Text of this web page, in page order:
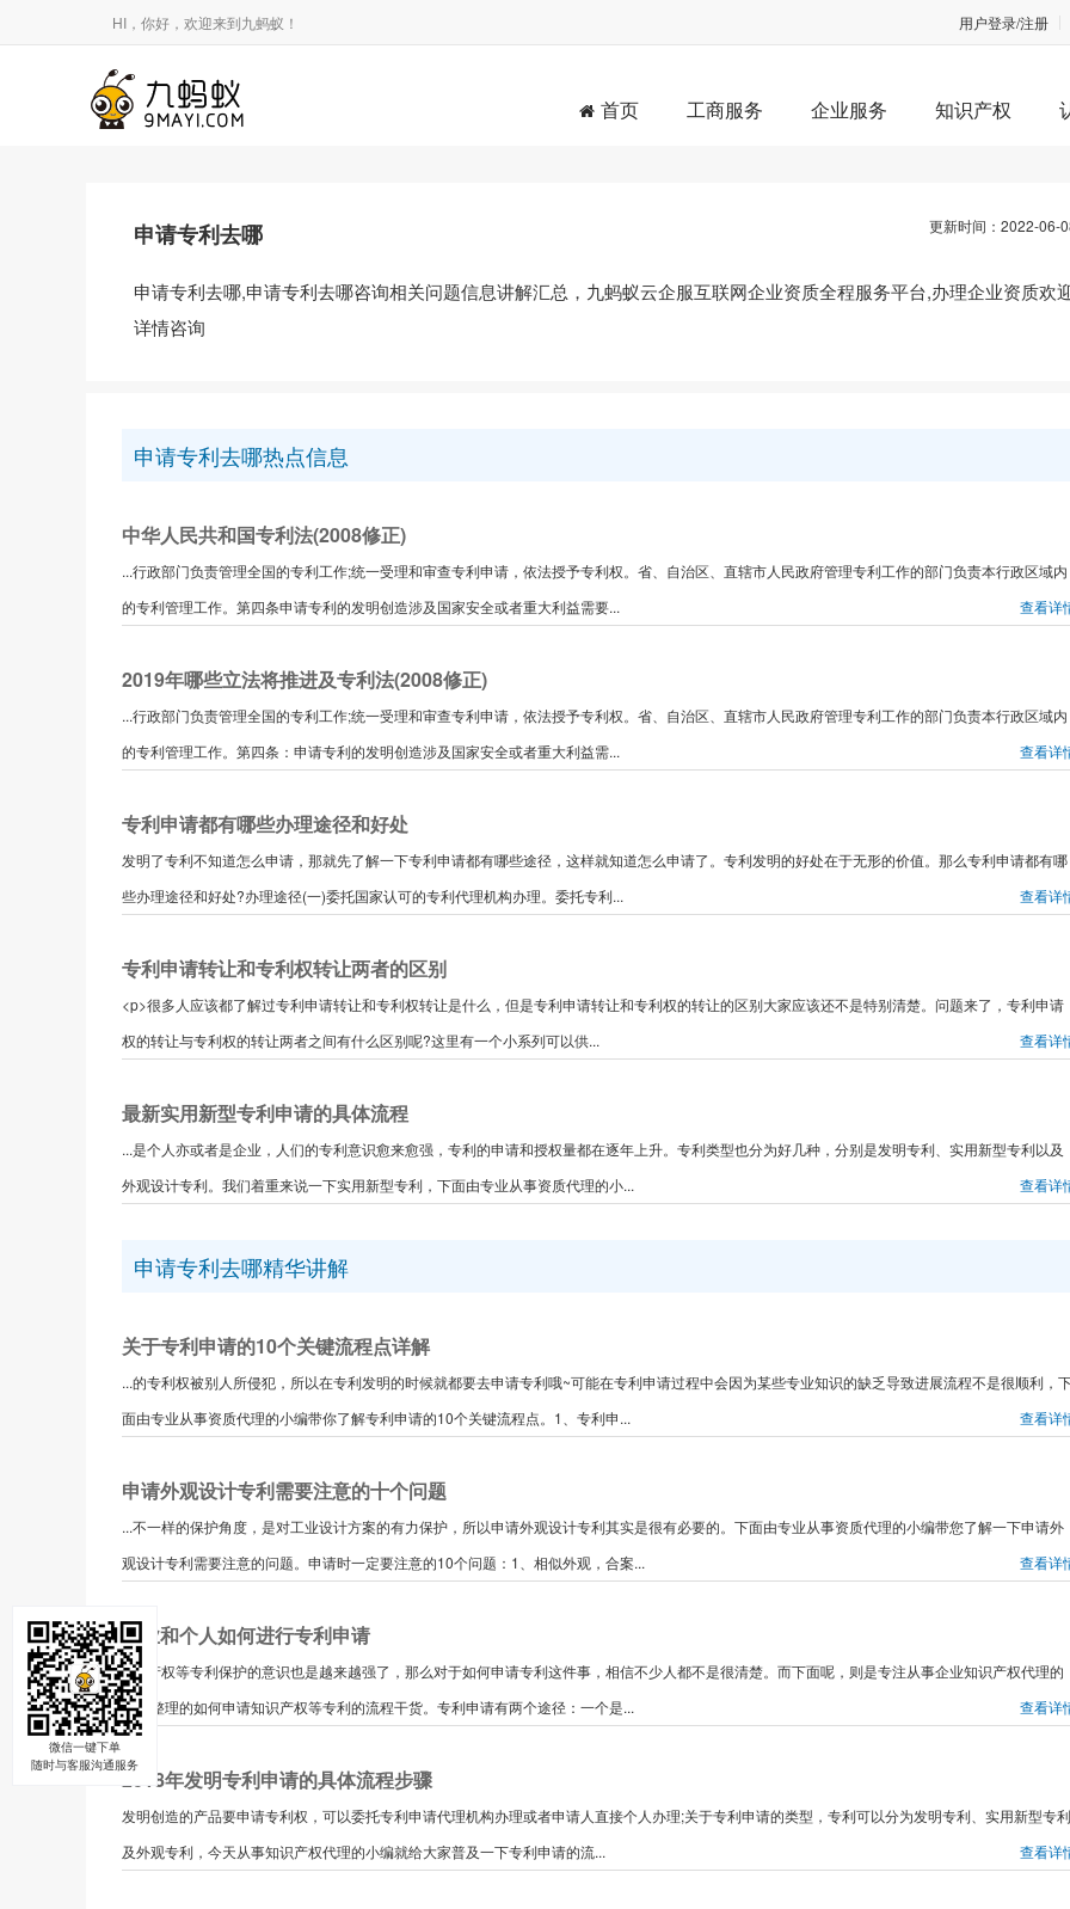
HI，你好，欢迎来到九蚂蚁！ 用户登录/注册
首页 工商服务 企业服务 知识产权
申请专利去哪 更新时间：2022-06-
申请专利去哪,申请专利去哪咨询相关问题信息讲解汇总，九蚂蚁云企服互联网企业资质全程服务平台,办理企业资质欢
详情咨询
申请专利去哪热点信息
中华人民共和国专利法(2008修正)
...行政部门负责管理全国的专利工作;统一受理和审查专利申请，依法授予专利权。省、自治区、直辖市人民政府管理专利工作的部门负责本行政区域内
的专利管理工作。第四条申请专利的发明创造涉及国家安全或者重大利益需要...
查看详
2019年哪些立法将推进及专利法(2008修正)
...行政部门负责管理全国的专利工作;统一受理和审查专利申请，依法授予专利权。省、自治区、直辖市人民政府管理专利工作的部门负责本行政区域内
的专利管理工作。第四条：申请专利的发明创造涉及国家安全或者重大利益需...
查看详
专利申请都有哪些办理途径和好处
发明了专利不知道怎么申请，那就先了解一下专利申请都有哪些途径，这样就知道怎么申请了。专利发明的好处在于无形的价值。那么专利申请都有哪
些办理途径和好处?办理途径(一)委托国家认可的专利代理机构办理。委托专利...
查看详
专利申请转让和专利权转让两者的区别
<p>很多人应该都了解过专利申请转让和专利权转让是什么，但是专利申请转让和专利权的转让的区别大家应该还不是特别清楚。问题来了，专利申请
权的转让与专利权的转让两者之间有什么区别呢?这里有一个小系列可以供...
查看详
最新实用新型专利申请的具体流程
...是个人亦或者是企业，人们的专利意识愈来愈强，专利的申请和授权量都在逐年上升。专利类型也分为好几种，分别是发明专利、实用新型专利以及
外观设计专利。我们着重来说一下实用新型专利，下面由专业从事资质代理的小...
查看详
申请专利去哪精华讲解
关于专利申请的10个关键流程点详解
...的专利权被别人所侵犯，所以在专利发明的时候就都要去申请专利哦~可能在专利申请过程中会因为某些专业知识的缺乏导致进展流程不是很顺利，
面由专业从事资质代理的小编带你了解专利申请的10个关键流程点。1、专利申...
查看详
申请外观设计专利需要注意的十个问题
...不一样的保护角度，是对工业设计方案的有力保护，所以申请外观设计专利其实是很有必要的。下面由专业从事资质代理的小编带您了解一下申请外
观设计专利需要注意的问题。申请时一定要注意的10个问题：1、相似外观，合案...
查看详
企业和个人如何进行专利申请
...识产权等专利保护的意识也是越来越强了，那么对于如何申请专利这件事，相信不少人都不是很清楚。而下面呢，则是专注从事企业知识产权代理的
小编整理的如何申请知识产权等专利的流程干货。专利申请有两个途径：一个是...
查看详
2018年发明专利申请的具体流程步骤
发明创造的产品要申请专利权，可以委托专利申请代理机构办理或者申请人直接个人办理;关于专利申请的类型，专利可以分为发明专利、实用新型专利
及外观专利，今天从事知识产权代理的小编就给大家普及一下专利申请的流...
查看详
微信一键下单
随时与客服沟通服务